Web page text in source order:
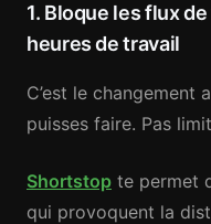
1. Bloque les flux
heures de travail
C’est le
puisses faire. Pas
Shortstop te permet
qui provoquent la